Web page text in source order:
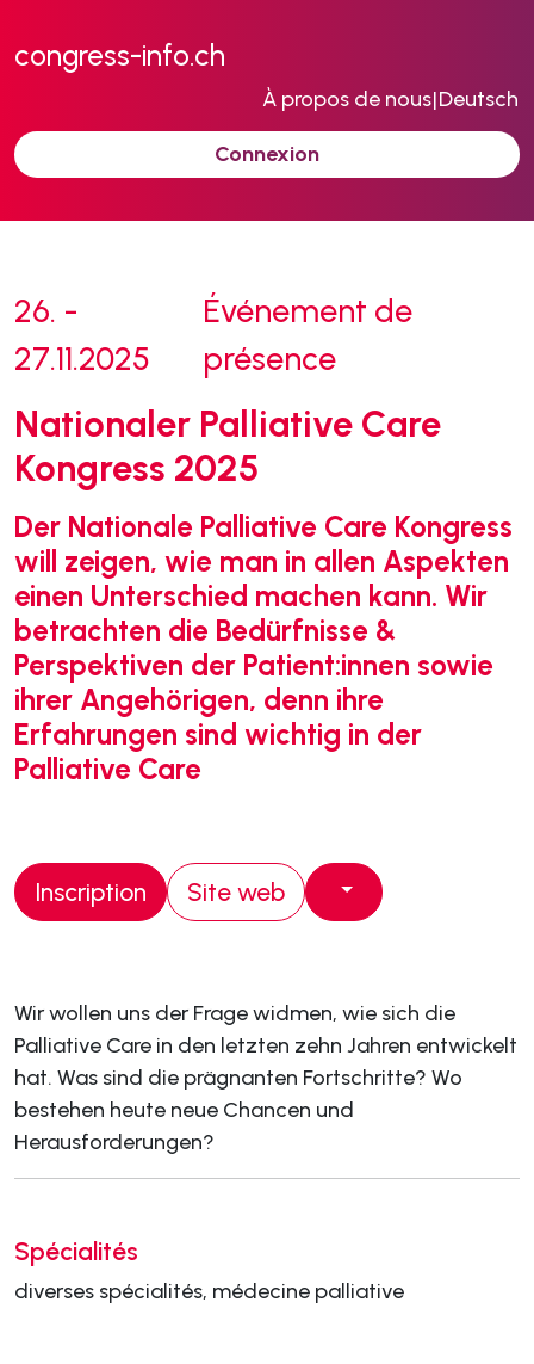
congress-info.ch
À propos de nous|Deutsch
Connexion
26. -
27.11.2025
Événement de
présence
Nationaler Palliative Care
Kongress 2025
Der Nationale Palliative Care Kongress
will zeigen, wie man in allen Aspekten
einen Unterschied machen kann. Wir
betrachten die Bedürfnisse &
Perspektiven der Patient:innen sowie
ihrer Angehörigen, denn ihre
Erfahrungen sind wichtig in der
Palliative Care
Inscription Site web
Wir wollen uns der Frage widmen, wie sich die
Palliative Care in den letzten zehn Jahren entwickelt
hat. Was sind die prägnanten Fortschritte? Wo
bestehen heute neue Chancen und
Herausforderungen?
Spécialités
diverses spécialités, médecine palliative